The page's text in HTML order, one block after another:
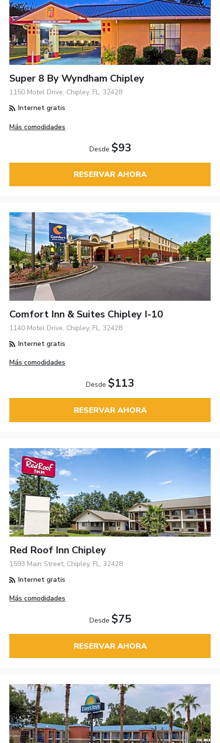
Super 8 By Wyndham Chipley
1150 Motel Drive, Chipley, FL, 32428
Internet gratis
Más comodidades
Desde $93
RESERVAR AHORA
Comfort Inn & Suites Chipley I-10
1140 Motel Drive, Chipley, FL, 32428
Internet gratis
Más comodidades
Desde $113
RESERVAR AHORA
Red Roof Inn Chipley
1593 Main Street, Chipley, FL, 32428
Internet gratis
Más comodidades
Desde $75
RESERVAR AHORA